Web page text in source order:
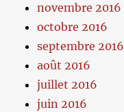
novembre 2016
octobre 2016
septembre 2016
août 2016
juillet 2016
juin 2016